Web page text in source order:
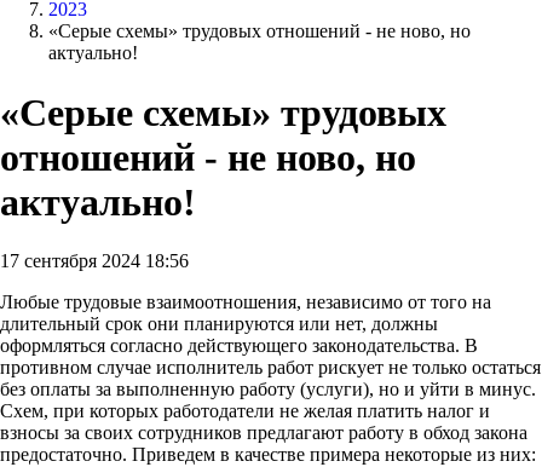
2023
«Серые схемы» трудовых отношений - не ново, но
актуально!
«Серые схемы» трудовых
отношений - не ново, но
актуально!
17 сентября 2024 18:56
Любые трудовые взаимоотношения, независимо от того на
длительный срок они планируются или нет, должны
оформляться согласно действующего законодательства. В
противном случае исполнитель работ рискует не только остаться
без оплаты за выполненную работу (услуги), но и уйти в минус.
Схем, при которых работодатели не желая платить налог и
взносы за своих сотрудников предлагают работу в обход закона
предостаточно. Приведем в качестве примера некоторые из них: